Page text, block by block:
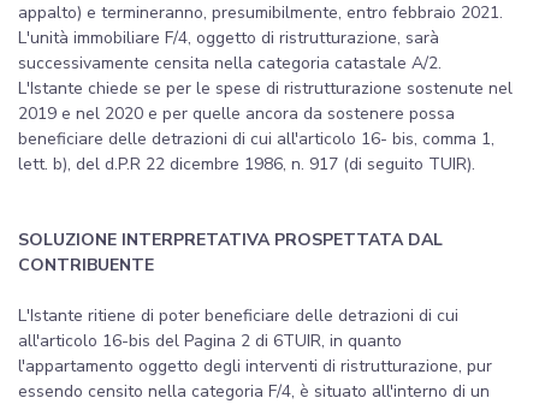
appalto) e termineranno, presumibilmente, entro febbraio 2021.
L'unità immobiliare F/4, oggetto di ristrutturazione, sarà
successivamente censita nella categoria catastale A/2.
L'Istante chiede se per le spese di ristrutturazione sostenute nel
2019 e nel 2020 e per quelle ancora da sostenere possa
beneficiare delle detrazioni di cui all'articolo 16- bis, comma 1,
lett. b), del d.P.R 22 dicembre 1986, n. 917 (di seguito TUIR).
SOLUZIONE INTERPRETATIVA PROSPETTATA DAL
CONTRIBUENTE
L'Istante ritiene di poter beneficiare delle detrazioni di cui
all'articolo 16-bis del Pagina 2 di 6TUIR, in quanto
l'appartamento oggetto degli interventi di ristrutturazione, pur
essendo censito nella categoria F/4, è situato all'interno di un